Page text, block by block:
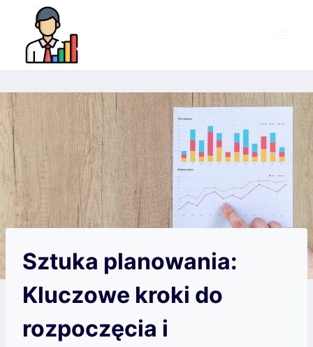
Przejdź
treści
Sztuka planowania:
Kluczowe kroki do
rozpoczęcia i